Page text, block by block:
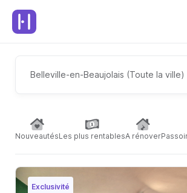
Belleville-en-Beaujolais (Toute la ville)
NouveautésLes plus rentablesA rénover
Exclusivité